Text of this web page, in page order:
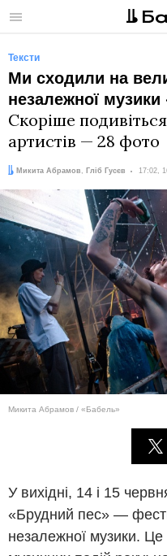
Меню
Тексти
Ми сходили на
незалежної
Скоріше
артистів — 28 фото
Автори:
Микита Абрамов , Гліб Гусєв
Дата: 17:02,
Микита Абрамов / «Бабель»
У вихідні, 14 і 15
«Брудний пес» —
незалежної музики.